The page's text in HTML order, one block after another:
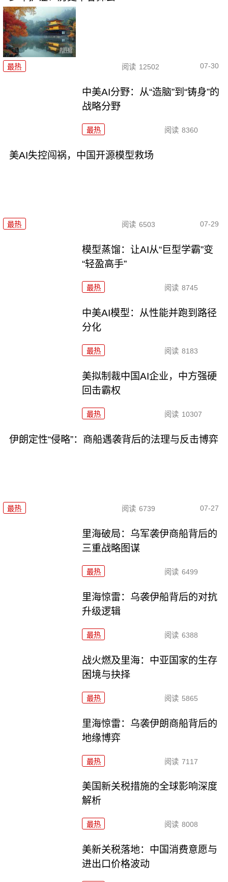
最热 阅读 12502 07-30
中美AI分野：从“造脑”到“铸身”的
战略分野
最热 阅读 8360
美AI失控闯祸，中国开源模型救场
最热 阅读 6503 07-29
模型蒸馏：让AI从“巨型学霸”变
“轻盈高手”
最热 阅读 8745
中美AI模型：从性能并跑到路径
分化
最热 阅读 8183
美拟制裁中国AI企业，中方强硬
回击霸权
最热 阅读 10307
伊朗定性“侵略”：商船遇袭背后的法理与反击博弈
最热 阅读 6739 07-27
里海破局：乌军袭伊商船背后的
三重战略图谋
最热 阅读 6499
里海惊雷：乌袭伊船背后的对抗
升级逻辑
最热 阅读 6388
战火燃及里海：中亚国家的生存
困境与抉择
最热 阅读 5865
里海惊雷：乌袭伊朗商船背后的
地缘博弈
最热 阅读 7117
美国新关税措施的全球影响深度
解析
最热 阅读 8008
美新关税落地：中国消费意愿与
进出口价格波动